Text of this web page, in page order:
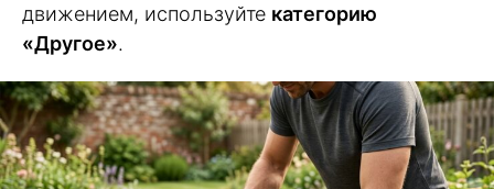
движением, используйте категорию
«Другое».